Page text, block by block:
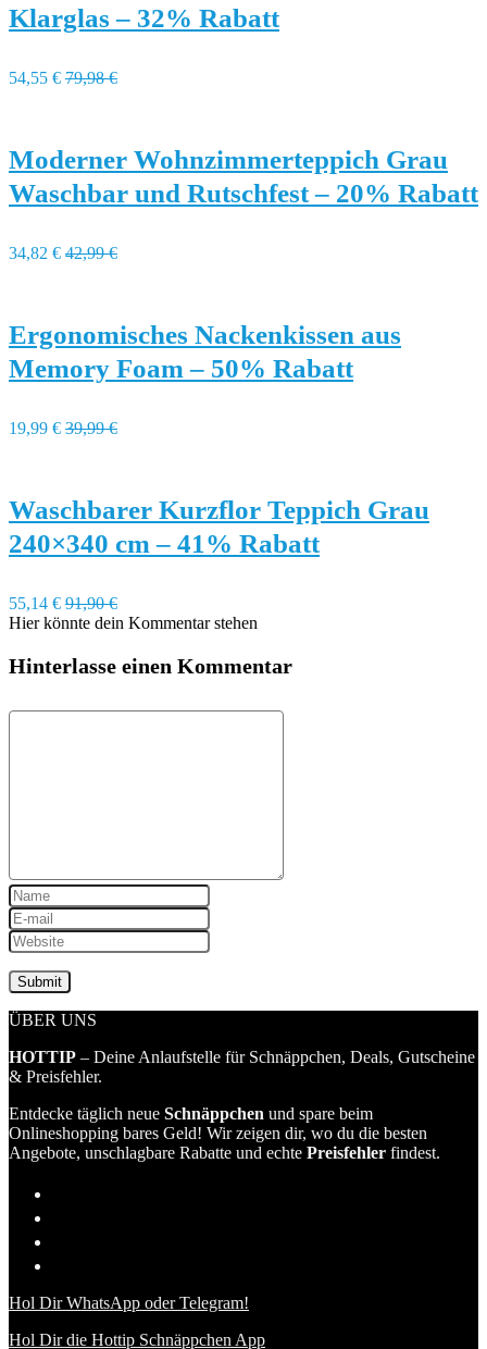
Klarglas – 32% Rabatt
54,55 € 79,98 €
Moderner Wohnzimmerteppich Grau
Waschbar und Rutschfest – 20% Rabatt
34,82 € 42,99 €
Ergonomisches Nackenkissen aus
Memory Foam – 50% Rabatt
19,99 € 39,99 €
Waschbarer Kurzflor Teppich Grau
240×340 cm – 41% Rabatt
55,14 € 91,90 €
Hier könnte dein Kommentar stehen
Hinterlasse einen Kommentar
ÜBER UNS
HOTTIP – Deine Anlaufstelle für Schnäppchen, Deals, Gutscheine
& Preisfehler.
Entdecke täglich neue Schnäppchen und spare beim
Onlineshopping bares Geld! Wir zeigen dir, wo du die besten
Angebote, unschlagbare Rabatte und echte Preisfehler findest.
Hol Dir WhatsApp oder Telegram!
Hol Dir die Hottip Schnäppchen App